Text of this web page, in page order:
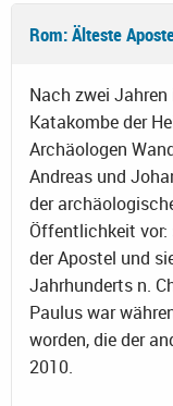
Rom: Älteste
Nach zwei
Katakombe der
Archäologen
Andreas und
der
Öffentlichkeit vor:
der Apostel und
Jahrhunderts n.
Paulus war
worden, die der
2010.